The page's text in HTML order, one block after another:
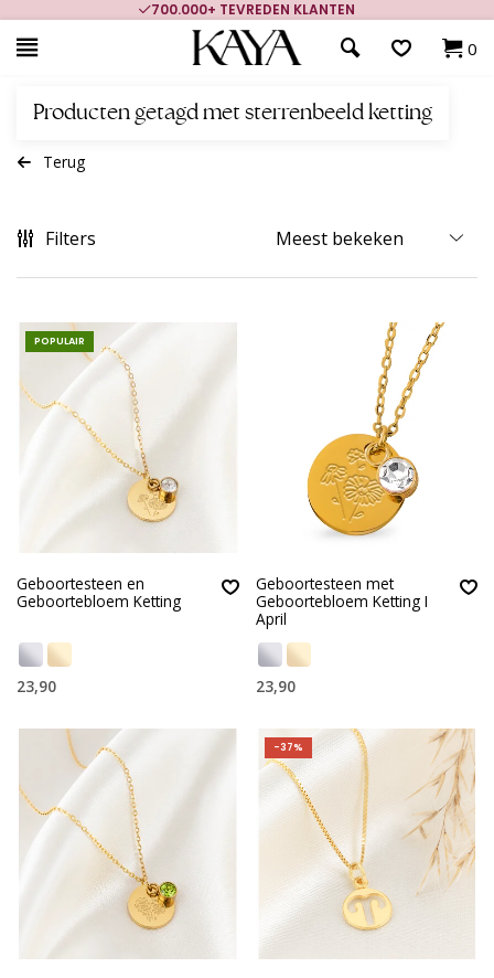
700.000+ TEVREDEN KLANTEN
0
Producten getagd met sterrenbeeld ketting
Terug
Filters
POPULAIR
Geboortesteen en
Geboortebloem Ketting
23,90
Geboortesteen met
Geboortebloem Ketting I
April
23,90
-37%